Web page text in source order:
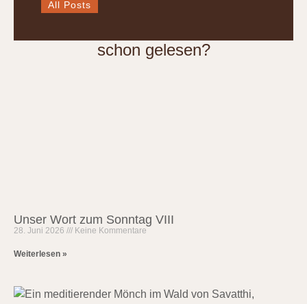
All Posts
schon gelesen?
Unser Wort zum Sonntag VIII
28. Juni 2026 Keine Kommentare
Weiterlesen »